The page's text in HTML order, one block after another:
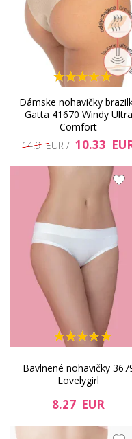
Dámske nohavičky
Gatta 41670 Windy Ultra
Comfort
14.9 EUR / 10.33
Bavlnené nohavičky
Lovelygirl
8.27 EUR